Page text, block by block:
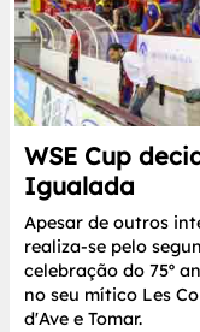
WSE Cup
Igualada
Apesar de outros
realiza-se pelo
celebração do 75º
no seu mítico Les
d'Ave e Tomar.